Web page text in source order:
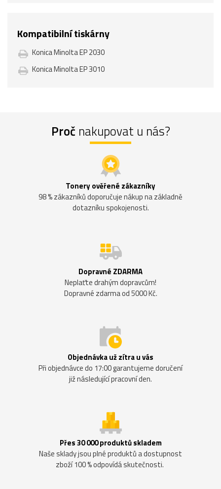
Kompatibilní tiskárny
Konica Minolta EP 2030
Konica Minolta EP 3010
Proč nakupovat u nás?
Tonery ověřené zákazníky
98 % zákazníků doporučuje nákup na základně
dotazníku spokojenosti.
Dopravné ZDARMA
Neplaťte drahým dopravcům!
Dopravné zdarma od 5000 Kč.
Objednávka už zítra u vás
Při objednávce do 17:00 garantujeme doručení
již následující pracovní den.
Přes 30 000 produktů skladem
Naše sklady jsou plné produktů a dostupnost
zboží 100 % odpovídá skutečnosti.